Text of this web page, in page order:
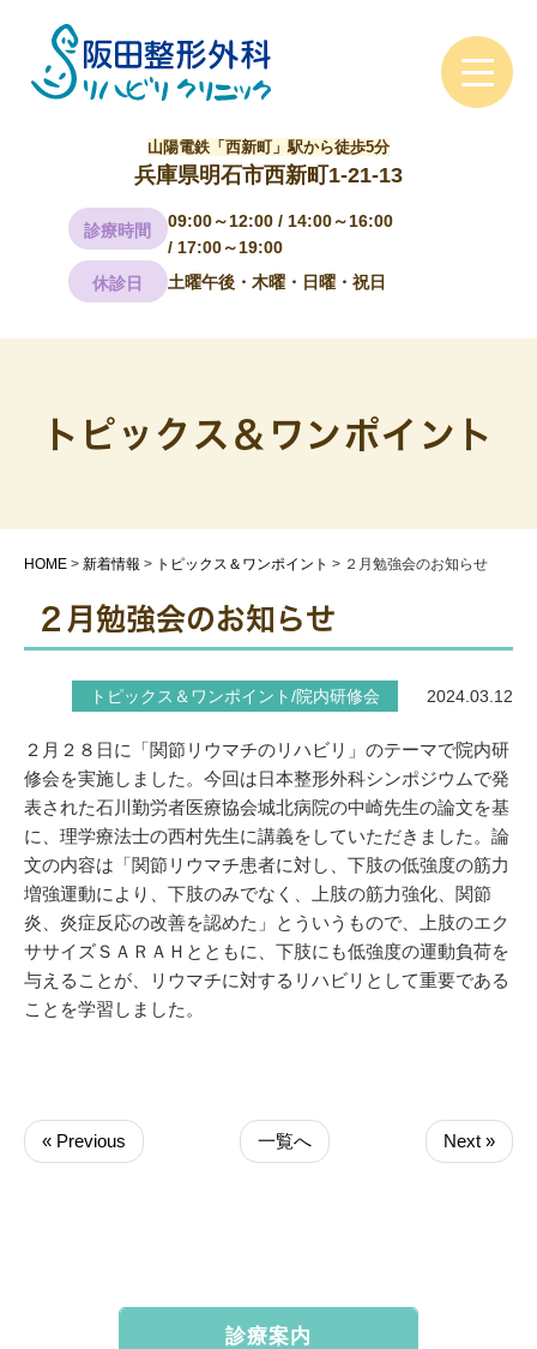
診療時間
09:00～12:00 / 14:00～16:00
/ 17:00～19:00
休診日
土曜午後・木曜・日曜・祝日
山陽電鉄「西新町」駅から徒歩5分
兵庫県明石市西新町1-21-13
トピックス＆ワンポイント
HOME > 新着情報 > トピックス＆ワンポイント > ２月勉強会のお知らせ
２月勉強会のお知らせ
トピックス＆ワンポイント/院内研修会 2024.03.12
２月２８日に「関節リウマチのリハビリ」のテーマで院内研
修会を実施しました。今回は日本整形外科シンポジウムで発
表された石川勤労者医療協会城北病院の中崎先生の論文を基
に、理学療法士の西村先生に講義をしていただきました。論
文の内容は「関節リウマチ患者に対し、下肢の低強度の筋力
増強運動により、下肢のみでなく、上肢の筋力強化、関節
炎、炎症反応の改善を認めた」とういうもので、上肢のエク
ササイズＳＡＲＡＨとともに、下肢にも低強度の運動負荷を
与えることが、リウマチに対するリハビリとして重要である
ことを学習しました。
« Previous 一覧へ Next »
診療案内